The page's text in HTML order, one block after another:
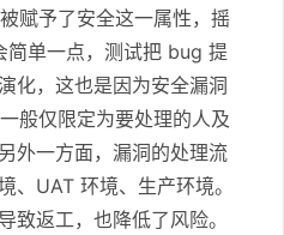
赋予了安全这一属性，摇
简单一点，测试把 bug 提
化，这也是因为安全漏洞
般仅限定为要处理的人及
外一方面，漏洞的处理流
UAT 环境、生产环境。
返工，也降低了风险。